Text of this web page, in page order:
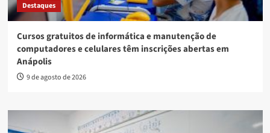
Destaques
Cursos gratuitos de informática e manutenção de
computadores e celulares têm inscrições abertas em
Anápolis
9 de agosto de 2026